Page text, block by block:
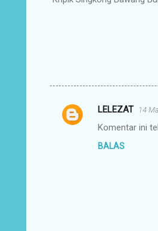
K
LELEZAT 14
Komentar ini
BALAS